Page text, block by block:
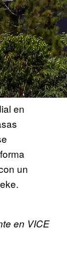
en
un
en VICE